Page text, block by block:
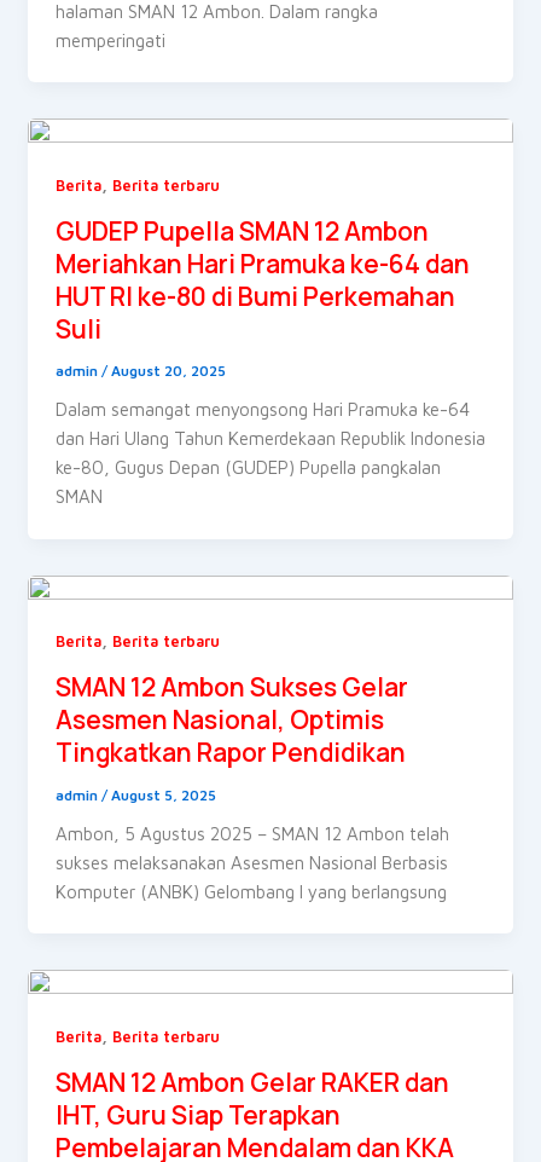
halaman SMAN 12 Ambon. Dalam rangka
memperingati
Berita, Berita terbaru
GUDEP Pupella SMAN 12 Ambon
Meriahkan Hari Pramuka ke-64 dan
HUT RI ke-80 di Bumi Perkemahan
Suli
admin /August 20, 2025
Dalam semangat menyongsong Hari Pramuka ke-64
dan Hari Ulang Tahun Kemerdekaan Republik Indonesia
ke-80, Gugus Depan (GUDEP) Pupella pangkalan
SMAN
Berita, Berita terbaru
SMAN 12 Ambon Sukses Gelar
Asesmen Nasional, Optimis
Tingkatkan Rapor Pendidikan
admin /August 5, 2025
Ambon, 5 Agustus 2025 – SMAN 12 Ambon telah
sukses melaksanakan Asesmen Nasional Berbasis
Komputer (ANBK) Gelombang I yang berlangsung
Berita, Berita terbaru
SMAN 12 Ambon Gelar RAKER dan
IHT, Guru Siap Terapkan
Pembelajaran Mendalam dan KKA